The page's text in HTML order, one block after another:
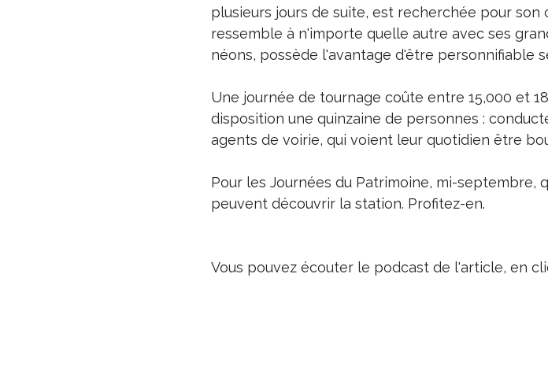
plusieurs jours de suite, est recherchée pour
ressemble à n'importe quelle autre avec ses
néons, possède l'avantage d'être personnifiable
Une journée de tournage coûte entre 15,000 et
disposition une quinzaine de personnes :
agents de voirie, qui voient leur quotidien être
Pour les Journées du Patrimoine, mi-septembre,
peuvent découvrir la station. Profitez-en.
Vous pouvez écouter le podcast de l'article, en